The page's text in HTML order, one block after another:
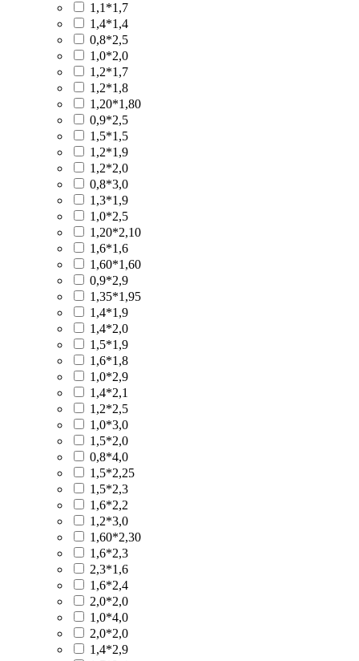
1,1*1,7
1,4*1,4
0,8*2,5
1,0*2,0
1,2*1,7
1,2*1,8
1,20*1,80
0,9*2,5
1,5*1,5
1,2*1,9
1,2*2,0
0,8*3,0
1,3*1,9
1,0*2,5
1,20*2,10
1,6*1,6
1,60*1,60
0,9*2,9
1,35*1,95
1,4*1,9
1,4*2,0
1,5*1,9
1,6*1,8
1,0*2,9
1,4*2,1
1,2*2,5
1,0*3,0
1,5*2,0
0,8*4,0
1,5*2,25
1,5*2,3
1,6*2,2
1,2*3,0
1,60*2,30
1,6*2,3
2,3*1,6
1,6*2,4
2,0*2,0
1,0*4,0
2,0*2,0
1,4*2,9